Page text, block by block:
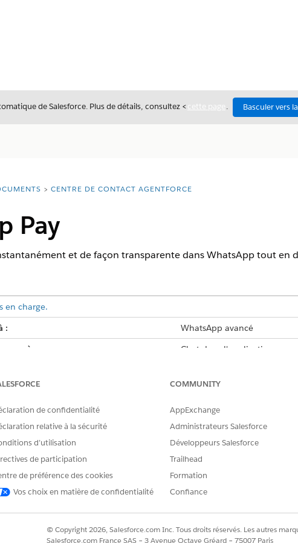
de Salesforce. Plus de détails, consultez <cette page . Basculer vers
CENTRE DE CONTACT AGENTFORCE
Pay
et de façon transparente dans WhatsApp tout en
en charge.
:
WhatsApp avancé
pas à :
Chat dans l'application
avancé et canal Bring Your
Paiement prend en charge les paiements qui utilisent
paiement direct sécurisées aux clients. Les clients peuvent
n'est pas responsable des échecs de paiement. En cas d'échec de
de paiement pour résoudre le problème.
pris en charge
de confidentialité
relative à la sécurité
d’utilisation
de participation
de préférence des cookies
Vos choix en matière de confidentialité
COMMUNITY
AppExchange
Administrateurs Salesforce
Développeurs Salesforce
Trailhead
Formation
Confiance
© Copyright 2026, Salesforce.com Inc. Tous droits réservés. Les autres
Salesforce.com France SAS – 3 Avenue Octave Gréard – 75007 Paris